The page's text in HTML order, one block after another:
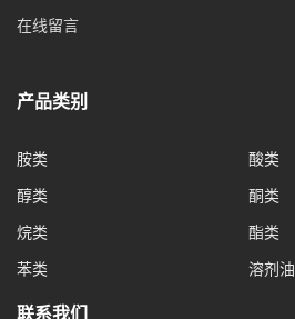
在线留言
产品类别
胺类 酸类
醇类 酮类
烷类 酯类
苯类 溶剂油
联系我们